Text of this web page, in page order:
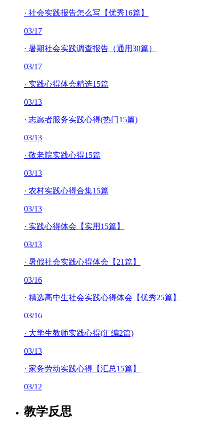
· 社会实践报告怎么写【优秀16篇】
03/17
· 暑期社会实践调查报告（通用30篇）
03/17
· 实践心得体会精选15篇
03/13
· 志愿者服务实践心得(热门15篇)
03/13
· 敬老院实践心得15篇
03/13
· 农村实践心得合集15篇
03/13
· 实践心得体会【实用15篇】
03/13
· 暑假社会实践心得体会【21篇】
03/16
· 精选高中生社会实践心得体会【优秀25篇】
03/16
· 大学生教师实践心得(汇编2篇)
03/13
· 家务劳动实践心得【汇总15篇】
03/12
教学反思